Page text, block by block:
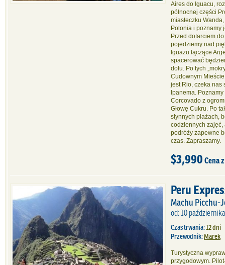
Aires do Iguacu,
północnej części
miasteczku
Polonia i poznamy
Przed dotarciem
pojedziemy nad
Iguazu łączące
spacerować
dołu. Po tych
Cudownym
jest Rio, czeka nas
Ipanema.
Corcovado z
Głowę Cukru. Po
słynnych plażach,
codziennych
podróży zapewne
czas. Zapraszamy.
$3,990 Cena
Peru
Machu Picchu-
od: 10
Czas trwania:12 dni
Przewodnik:Marek
Turystyczna
przygodowym.